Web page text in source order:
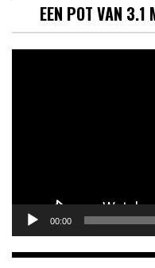
EEN POT VAN 3.1
00:00